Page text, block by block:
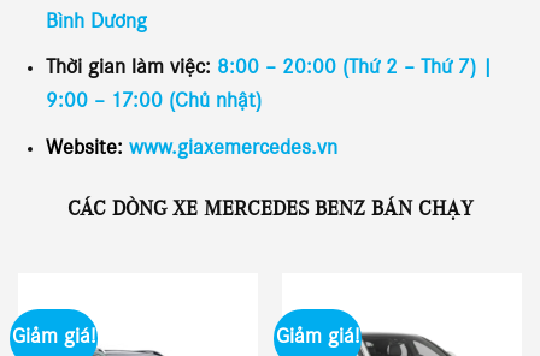
Bình Dương
Thời gian làm việc: 8:00 – 20:00 (Thứ 2 – Thứ 7) |
9:00 – 17:00 (Chủ nhật)
Website: www.giaxemercedes.vn
CÁC DÒNG XE MERCEDES BENZ BÁN CHẠY
Giảm giá! Giảm giá!